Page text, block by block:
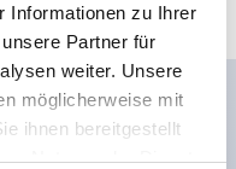
Informationen zu Ihrer
Partner für
weiter. Unsere
möglicherweise mit
ihnen bereitgestellt
Nutzung der Dienste